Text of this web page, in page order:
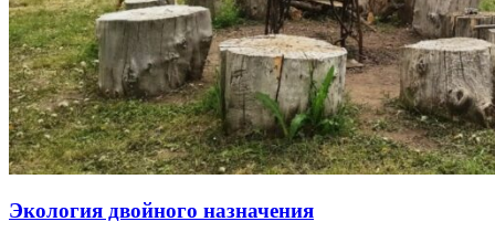
Экология двойного назначения